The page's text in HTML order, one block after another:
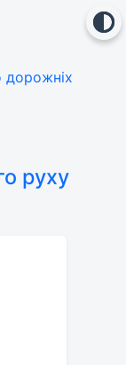
дорожніх
руху